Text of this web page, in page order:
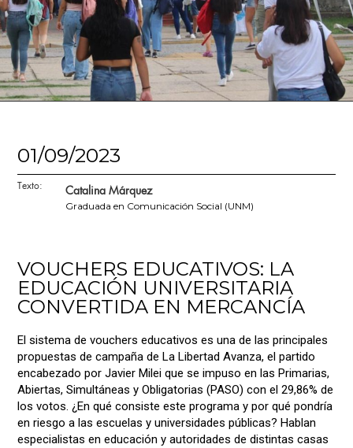
01/09/2023
Texto: Catalina Márquez
Graduada en Comunicación Social (UNM)
VOUCHERS EDUCATIVOS: LA
EDUCACIÓN UNIVERSITARIA
CONVERTIDA EN MERCANCÍA
El sistema de vouchers educativos es una de las principales
propuestas de campaña de La Libertad Avanza, el partido
encabezado por Javier Milei que se impuso en las Primarias,
Abiertas, Simultáneas y Obligatorias (PASO) con el 29,86% de
los votos. ¿En qué consiste este programa y por qué pondría
en riesgo a las escuelas y universidades públicas? Hablan
especialistas en educación y autoridades de distintas casas